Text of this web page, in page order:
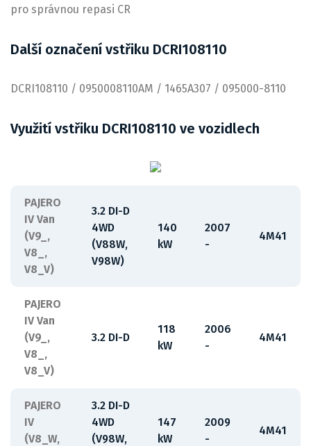
pro správnou repasi CR
Další označení vstřiku DCRI108110
DCRI108110 / 0950008110AM / 1465A307 / 095000-8110
Využití vstřiku DCRI108110 ve vozidlech
PAJERO
IV Van
(V9_,
V8_,
V8_V)
3.2 DI-D
4WD
(V88W,
V98W)
140
kW
2007
-
4M41
PAJERO
IV Van
(V9_,
V8_,
V8_V)
3.2 DI-D
118
kW
2006
-
4M41
PAJERO
IV
(V8_W,
3.2 DI-D
4WD
(V98W,
147
kW
2009
-
4M41